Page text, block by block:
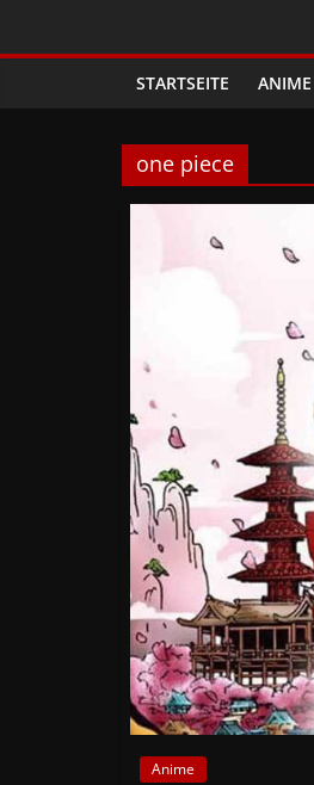
Täglich
Anime
News
und
News
Auf
Phanimenal
findest
du
die
aktuellsten
STARTSEITE ANIME
one piece
Anime